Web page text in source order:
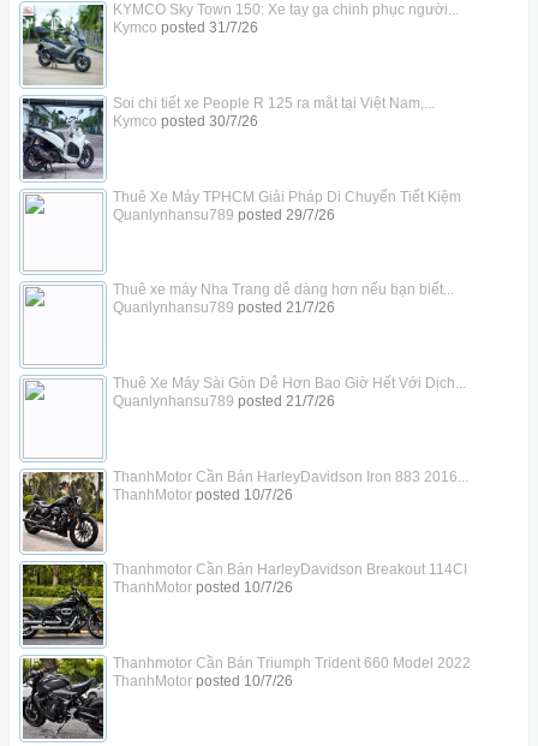
KYMCO Sky Town 150: Xe tay ga chinh phục người...
Kymco posted 31/7/26
Soi chi tiết xe People R 125 ra mắt tại Việt Nam,...
Kymco posted 30/7/26
Thuê Xe Máy TPHCM Giải Pháp Di Chuyển Tiết Kiệm
Quanlynhansu789 posted 29/7/26
Thuê xe máy Nha Trang dễ dàng hơn nếu bạn biết...
Quanlynhansu789 posted 21/7/26
Thuê Xe Máy Sài Gòn Dễ Hơn Bao Giờ Hết Với Dịch...
Quanlynhansu789 posted 21/7/26
ThanhMotor Cần Bán HarleyDavidson Iron 883 2016...
ThanhMotorposted 10/7/26
Thanhmotor Cần Bán HarleyDavidson Breakout 114CI
ThanhMotorposted 10/7/26
Thanhmotor Cần Bán Triumph Trident 660 Model 2022
ThanhMotorposted 10/7/26